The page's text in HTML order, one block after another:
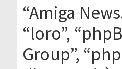
“Amiga
“loro”,
Group”,